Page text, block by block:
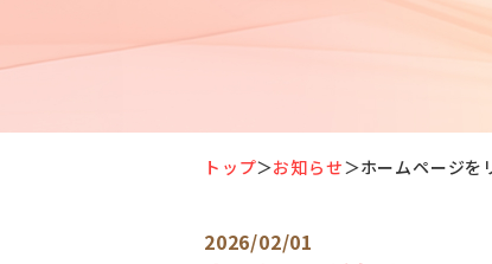
トップ お知らせ ホームページを
2026/02/01